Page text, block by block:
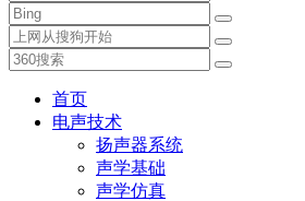
首页
电声技术
扬声器系统
声学基础
声学仿真